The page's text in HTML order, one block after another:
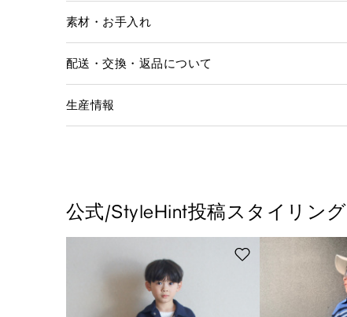
素材・お手入れ
配送・交換・返品について
生産情報
公式/StyleHint投稿スタイリング